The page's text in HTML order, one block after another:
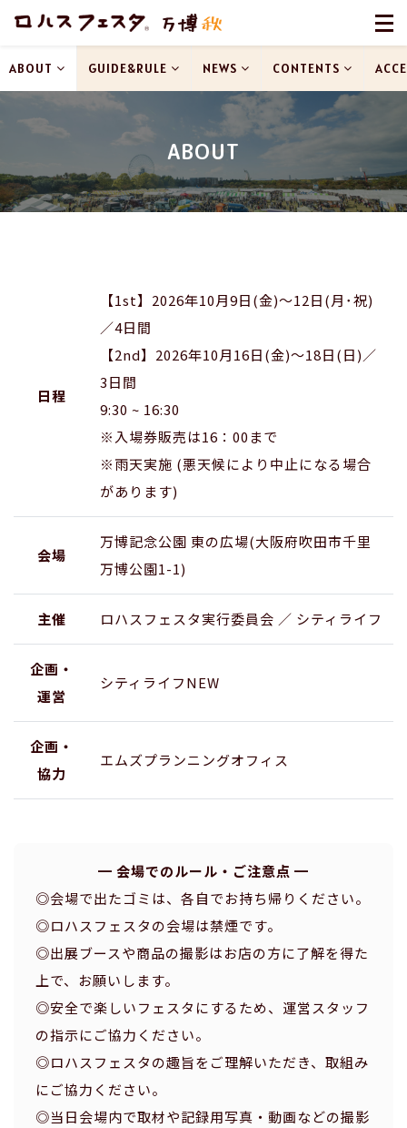
ABOUT
ABOUT GUIDE&RULE NEWS CONTENTS
日程
【1st】2026年10月9日(金)〜12日(月･祝)
／4日間
【2nd】2026年10月16日(金)〜18日(日)／
3日間
9:30 ~ 16:30
※入場券販売は16：00まで
※雨天実施 (悪天候により中止になる場合
があります)
会場
万博記念公園 東の広場(大阪府吹田市千里
万博公園1-1)
主催 ロハスフェスタ実行委員会 ／ シティライフ
企画・
運営
シティライフNEW
企画・
協力
エムズプランニングオフィス
━ 会場でのルール・ご注意点 ━
◎会場で出たゴミは、各自でお持ち帰りください。
◎ロハスフェスタの会場は禁煙です。
◎出展ブースや商品の撮影はお店の方に了解を得た
上で、お願いします。
◎安全で楽しいフェスタにするため、運営スタッフ
の指示にご協力ください。
◎ロハスフェスタの趣旨をご理解いただき、取組み
にご協力ください。
◎当日会場内で取材や記録用写真・動画などの撮影